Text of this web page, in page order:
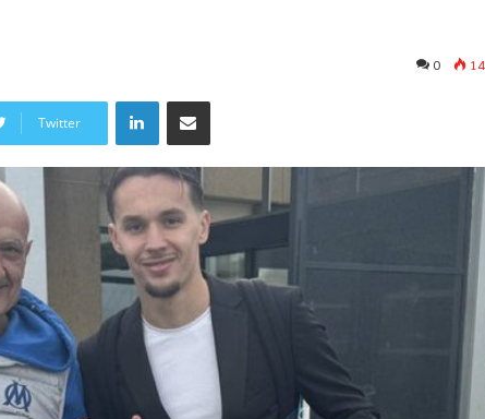
0
Twitter